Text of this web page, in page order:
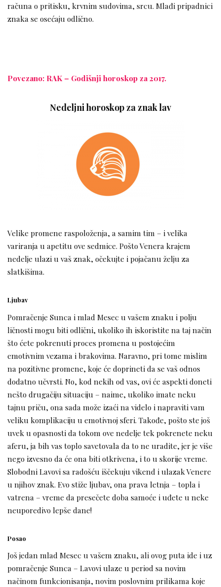
računa o pritisku, krvnim sudovima, srcu. Mlađi pripadnici
znaka se osećaju odlično.
Povezano: RAK – Godišnji horoskop za 2017.
Nedeljni horoskop za znak lav
Velike promene raspoloženja, a samim tim – i velika
variranja u apetitu ove sedmice. Pošto Venera krajem
nedelje ulazi u vaš znak, očekujte i pojačanu želju za
slatkišima.
Ljubav
Pomračenje Sunca i mlad Mesec u vašem znaku i polju
ličnosti mogu biti odlični, ukoliko ih iskoristite na taj način
što ćete pokrenuti proces promena u postojećim
emotivnim vezama i brakovima. Naravno, pri tome mislim
na pozitivne promene, koje će doprineti da se vaš odnos
dodatno učvrsti. No, kod nekih od vas, ovi će aspekti doneti
nešto drugačiju situaciju – naime, ukoliko imate neku
tajnu priču, ona sada može izaći na videlo i napraviti vam
veliku komplikaciju u emotivnoj sferi. Takođe, pošto ste još
uvek u opasnosti da tokom ove nedelje tek pokrenete neku
aferu, ja bih vas toplo savetovala da to ne uradite, jer je više
nego izvesno da će ona biti otkrivena, i to u skorije vreme.
Slobodni Lavovi sa radošću iščekuju vikend i ulazak Venere
u njihov znak. Evo stiže ljubav, ona prava letnja – topla i
vatrena – vreme da presečete doba samoće i uđete u neke
neuporedivo lepše dane!
Posao
Još jedan mlad Mesec u vašem znaku, ali ovog puta ide i uz
pomračenje Sunca – Lavovi ulaze u period sa novim
načinom funkcionisanja, novim poslovnim prilikama koje